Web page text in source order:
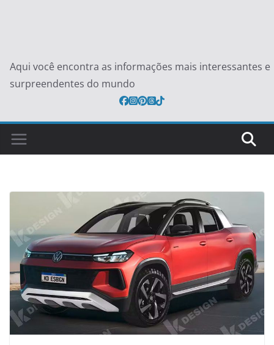
Aqui você encontra as informações mais interessantes e
surpreendentes do mundo